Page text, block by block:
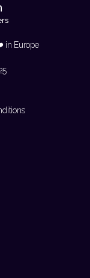
in Europe